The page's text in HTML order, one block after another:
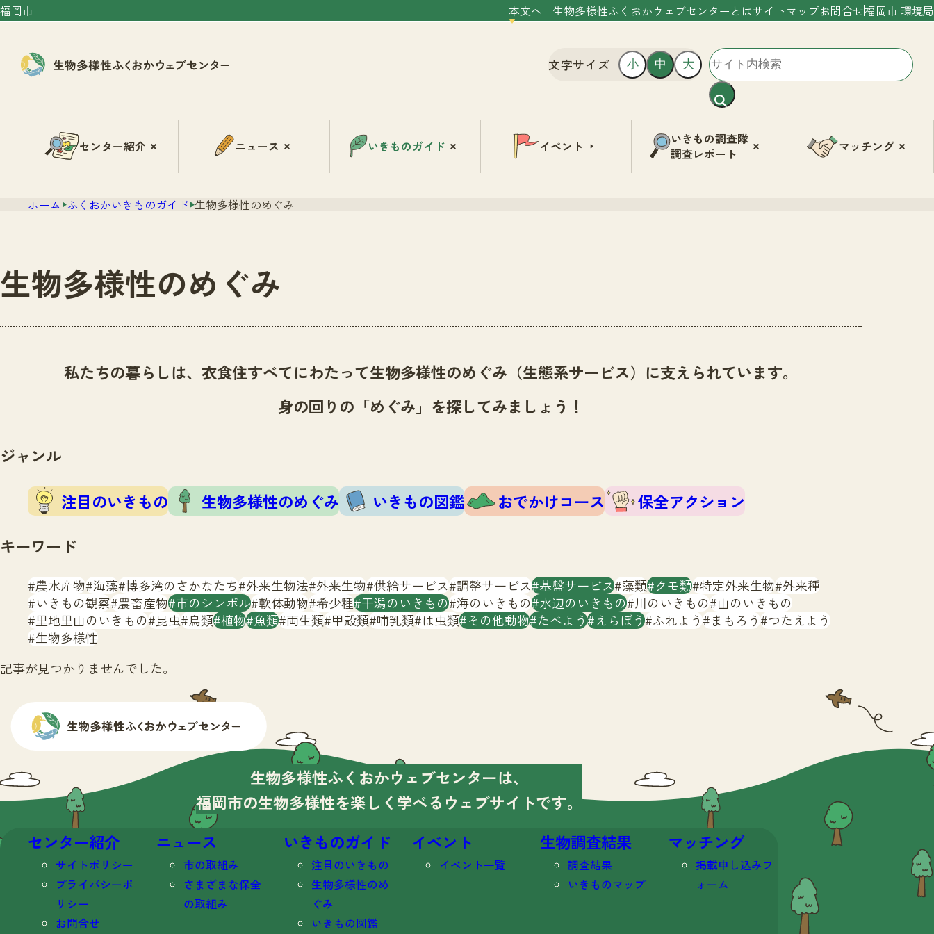
福岡市 本文へ 生物多様性ふくおかウェブセンターとはサイトマップお問合せ福岡市 環境局
文字サイズ 小 中 大
センター紹介 ニュース いきものガイド イベント
いきもの調査隊
調査レポート
マッチング
ホーム ふくおかいきものガイド 生物多様性のめぐみ
生物多様性のめぐみ
私たちの暮らしは、衣食住すべてにわたって生物多様性のめぐみ（生態系サービス）に支えられています。
身の回りの「めぐみ」を探してみましょう！
ジャンル
注目のいきもの 生物多様性のめぐみ いきもの図鑑 おでかけコース
保全アクション
キーワード
農水産物 海藻 博多湾のさかなたち 外来生物法 外来生物 供給サービス 調整サービス 基盤サービス 藻類 クモ類 特定外来生物 外来種
いきもの観察 農畜産物 市のシンボル 軟体動物 希少種 干潟のいきもの 海のいきもの 水辺のいきもの 川のいきもの 山のいきもの
里地里山のいきもの 昆虫 鳥類 植物 魚類 両生類 甲殻類 哺乳類 は虫類 その他動物 たべよう えらぼう ふれよう まもろう つたえよう
生物多様性
記事が見つかりませんでした。
生物多様性ふくおかウェブセンターは、
福岡市の生物多様性を楽しく学べる ウェブサイトです。
センター紹介
サイトポリシー
プライバシーポ
リシー
お問合せ
ニュース
市の取組み
さまざまな保全
の取組み
いきものガイド
注目のいきもの
生物多様性のめ
ぐみ
いきもの図鑑
イベント
イベント一覧
生物調査結果
調査結果
いきものマップ
マッチング
掲載申し込みフ
ォーム